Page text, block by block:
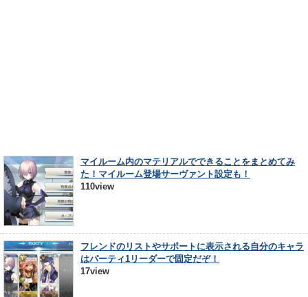
マイルーム内のマテリアルでできることをまとめてみ
た！マイルーム登場サーヴァント設定も！
110view
フレンドのリストやサポートに表示される自分のキャラ
はパーティ1リーダーで固定だぞ！
17view